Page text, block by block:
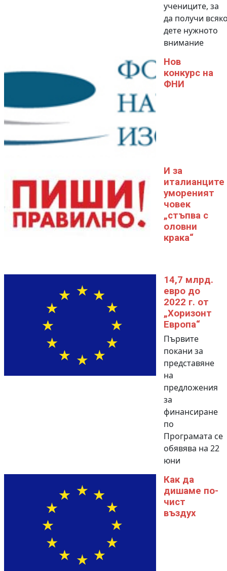
учениците, за
да получи
дете нужното
внимание
Нов
конкурс на
ФНИ
И за
италианците
умореният
човек
„стъпва с
оловни
крака“
14,7 млрд.
евро до
2022 г. от
„Хоризонт
Европа“
Първите
покани за
представяне
на
предложения
за
финансиране
по
Програмата се
обявява на 22
юни
Как да
дишаме по-
чист
въздух